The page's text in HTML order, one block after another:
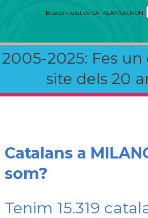
Buscar ciutat de CATALANSALMON:
2005-2025: Fes
site dels 20
Catalans a
som?
Tenim 15.319